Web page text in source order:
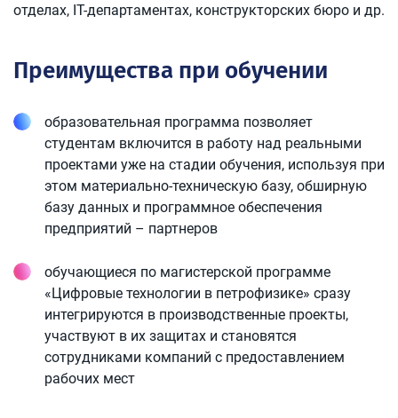
отделах, IT-департаментах, конструкторских бюро и др.
Преимущества при обучении
образовательная программа позволяет
студентам включится в работу над реальными
проектами уже на стадии обучения, используя при
этом материально-техническую базу, обширную
базу данных и программное обеспечения
предприятий – партнеров
обучающиеся по магистерской программе
«Цифровые технологии в петрофизике» сразу
интегрируются в производственные проекты,
участвуют в их защитах и становятся
сотрудниками компаний с предоставлением
рабочих мест